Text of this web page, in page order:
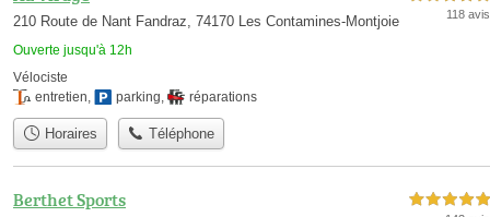
210 Route de Nant Fandraz, 74170 Les Contamines-Montjoie
Ouverte jusqu'à 12h
118 avis
Vélociste
entretien, parking, réparations
Horaires Téléphone
Berthet Sports 5,0 étoiles sur 5